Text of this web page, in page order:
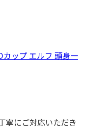
ップ エルフ 頭身一
寧にご対応いただき